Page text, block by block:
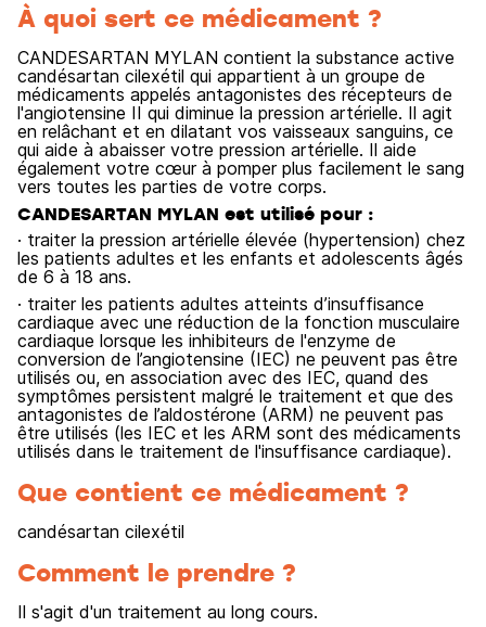
À quoi sert ce médicament ?
CANDESARTAN MYLAN contient la substance active
candésartan cilexétil qui appartient à un groupe de
médicaments appelés antagonistes des récepteurs de
l'angiotensine II qui diminue la pression artérielle. Il agit
en relâchant et en dilatant vos vaisseaux sanguins, ce
qui aide à abaisser votre pression artérielle. Il aide
également votre cœur à pomper plus facilement le sang
vers toutes les parties de votre corps.
CANDESARTAN MYLAN est utilisé pour :
· traiter la pression artérielle élevée (hypertension) chez
les patients adultes et les enfants et adolescents âgés
de 6 à 18 ans.
· traiter les patients adultes atteints d’insuffisance
cardiaque avec une réduction de la fonction musculaire
cardiaque lorsque les inhibiteurs de l'enzyme de
conversion de l’angiotensine (IEC) ne peuvent pas être
utilisés ou, en association avec des IEC, quand des
symptômes persistent malgré le traitement et que des
antagonistes de l’aldostérone (ARM) ne peuvent pas
être utilisés (les IEC et les ARM sont des médicaments
utilisés dans le traitement de l'insuffisance cardiaque).
Que contient ce médicament ?
candésartan cilexétil
Comment le prendre ?
Il s'agit d'un traitement au long cours.